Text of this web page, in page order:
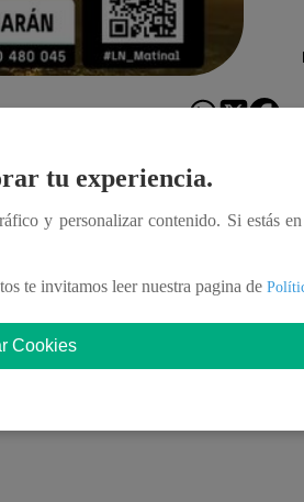
este lunes, un vehículo fue
trabajar este lunes. Las rutas
Los choferes se han
tu experiencia.
y personalizar contenido. Si estás
te invitamos leer nuestra pagina de
Cookies